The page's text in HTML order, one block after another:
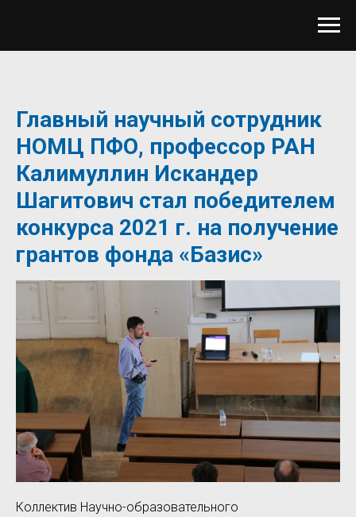
Главный научный сотрудник
НОМЦ ПФО, профессор РАН
Калимуллин Искандер
Шагитович стал победителем
конкурса 2021 г. на получение
грантов фонда «Базис»
Коллектив Научно-образовательного